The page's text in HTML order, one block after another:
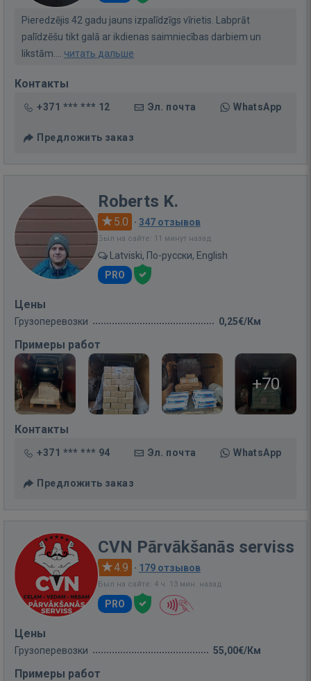
Pieredzējis 42 gadu jauns izpalīdzīgs vīrietis. Labprāt
palīdzēšu tikt galā ar ikdienas saimniecības darbiem un
likstām.... читать дальше
Контакты
+371 *** *** 12 Эл. почта WhatsApp
Предложить заказ
Roberts K.
5.0 · 347 отзывов
Был на сайте: 11 минут назад
Latviski, По-русски, English
PRO
Цены
Грузоперевозки 0,25€/Км
Примеры работ
+70
Контакты
+371 *** *** 94 Эл. почта WhatsApp
Предложить заказ
CVN Pārvākšanās serviss
4.9 · 179 отзывов
Был на сайте: 4 ч. 13 мин. назад
PRO
Цены
Грузоперевозки 55,00€/Км
Примеры работ